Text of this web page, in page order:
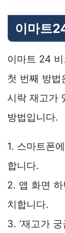
이마트
이마트 24
첫 번째 방법
시락 재고가
방법입니다.
1. 스마트폰에
합니다.
2. 앱 화면 하
치합니다.
3. ‘재고가